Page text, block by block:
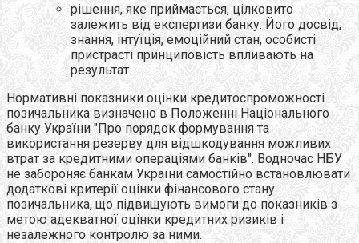
рішення, яке приймається, цілковито
залежить від експертизи банку. Його досвід,
знання, інтуїція, емоційний стан, особисті
пристрасті принциповість впливають на
результат.
Нормативні показники оцінки кредитоспроможності
позичальника визначено в Положенні Національного
банку України "Про порядок формування та
використання резерву для відшкодування можливих
втрат за кредитними операціями банків". Водночас НБУ
не забороняє банкам України самостійно встановлювати
додаткові критерії оцінки фінансового стану
позичальника, що підвищують вимоги до показників з
метою адекватної оцінки кредитних ризиків і
незалежного контролю за ними.